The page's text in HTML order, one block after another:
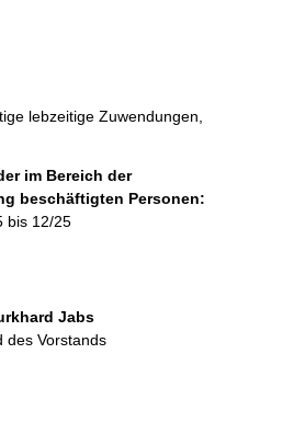
lebzeitige Zuwendungen,
im Bereich der
beschäftigten Personen:
bis 12/25
Jabs
des Vorstands